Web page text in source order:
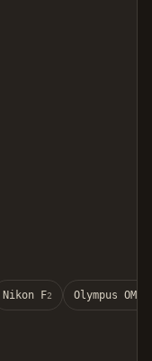
Nikon F2 Olympus OM